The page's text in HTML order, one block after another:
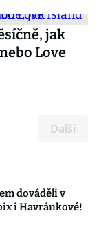
jak
Love
Další
dováděli v
i Havránkové!